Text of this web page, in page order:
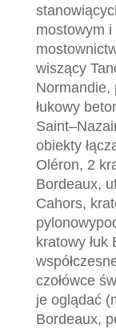
mostowym i
wiszący
Normandie,
łukowy beto
Saint–Nazai
obiekty łącz
Oléron, 2 kr
Bordeaux, u
Cahors, krat
pylonowypo
kratowy łuk
czołówce
je oglądać
Bordeaux, p